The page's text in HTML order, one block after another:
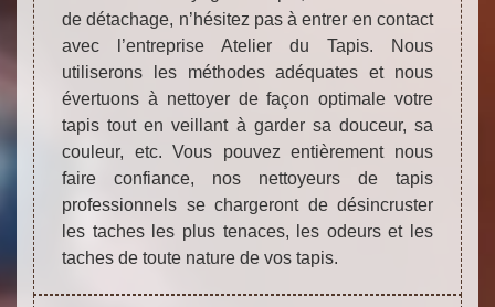
de détachage, n’hésitez pas à entrer en contact
avec l’entreprise Atelier du Tapis. Nous
utiliserons les méthodes adéquates et nous
évertuons à nettoyer de façon optimale votre
tapis tout en veillant à garder sa douceur, sa
couleur, etc. Vous pouvez entièrement nous
faire confiance, nos nettoyeurs de tapis
professionnels se chargeront de désincruster
les taches les plus tenaces, les odeurs et les
taches de toute nature de vos tapis.